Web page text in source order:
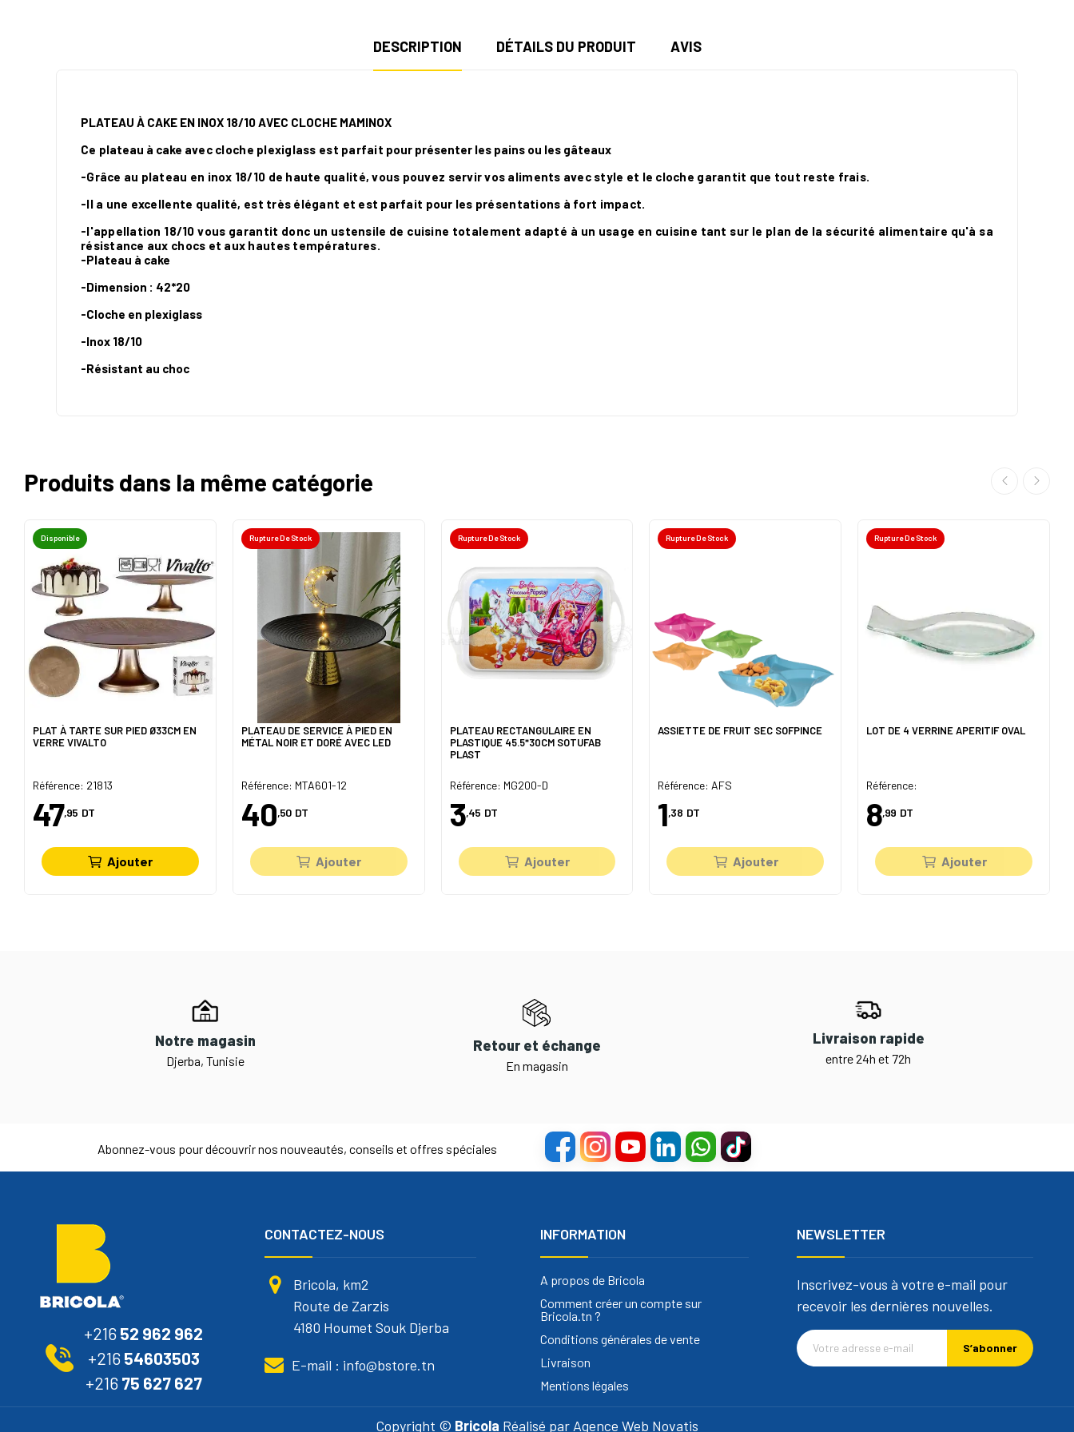
DESCRIPTION DÉTAILS DU PRODUIT AVIS
PLATEAU À CAKE EN INOX 18/10 AVEC CLOCHE MAMINOX
Ce plateau à cake avec cloche plexiglass est parfait pour présenter les pains ou les gâteaux
-Grâce au plateau en inox 18/10 de haute qualité, vous pouvez servir vos aliments avec style et le cloche garantit que tout reste frais.
-Il a une excellente qualité, est très élégant et est parfait pour les présentations à fort impact.
-l'appellation 18/10 vous garantit donc un ustensile de cuisine totalement adapté à un usage en cuisine tant sur le plan de la sécurité alimentaire qu'à sa
résistance aux chocs et aux hautes températures.
-Plateau à cake
-Dimension : 42*20
-Cloche en plexiglass
-Inox 18/10
-Résistant au choc
Produits dans la même catégorie
Disponible
PLAT À TARTE SUR PIED Ø33CM EN
VERRE VIVALTO
Référence: 21813
47,95 DT
Ajouter
Rupture De Stock
PLATEAU DE SERVICE À PIED EN
MÉTAL NOIR ET DORÉ AVEC LED
Référence: MTA601-12
40,50 DT
Ajouter
Rupture De Stock
PLATEAU RECTANGULAIRE EN
PLASTIQUE 45.5*30CM SOTUFAB
PLAST
Référence: MG200-D
3,45 DT
Ajouter
Rupture De Stock
ASSIETTE DE FRUIT SEC SOFPINCE
Référence: AFS
1,38 DT
Ajouter
Rupture De Stock
LOT DE 4 VERRINE APERITIF OVAL
Référence:
8,99 DT
Ajouter
Notre magasin
Djerba, Tunisie
Retour et échange
En magasin
Livraison rapide
entre 24h et 72h
Abonnez-vous pour découvrir nos nouveautés, conseils et offres spéciales
+216 52 962 962
+216 54603503
+216 75 627 627
CONTACTEZ-NOUS
Bricola, km2
Route de Zarzis
4180 Houmet Souk Djerba
E-mail : info@bstore.tn
INFORMATION
A propos de Bricola
Comment créer un compte sur
Bricola.tn ?
Conditions générales de vente
Livraison
Mentions légales
NEWSLETTER
Inscrivez-vous à votre e-mail pour
recevoir les dernières nouvelles.
S’abonner
Copyright © Bricola Réalisé par Agence Web Novatis